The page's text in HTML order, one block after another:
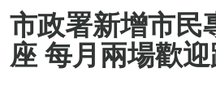
市政署新增市民
座 每月兩場歡